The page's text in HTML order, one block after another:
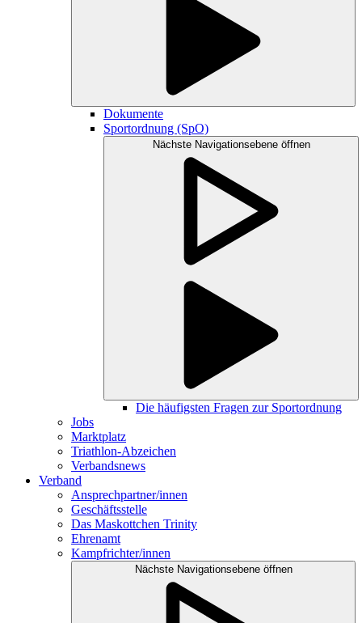
Dokumente
Sportordnung (SpO)
Nächste Navigationsebene öffnen
Die häufigsten Fragen zur Sportordnung
Jobs
Marktplatz
Triathlon-Abzeichen
Verbandsnews
Verband
Ansprechpartner/innen
Geschäftsstelle
Das Maskottchen Trinity
Ehrenamt
Kampfrichter/innen
Nächste Navigationsebene öffnen